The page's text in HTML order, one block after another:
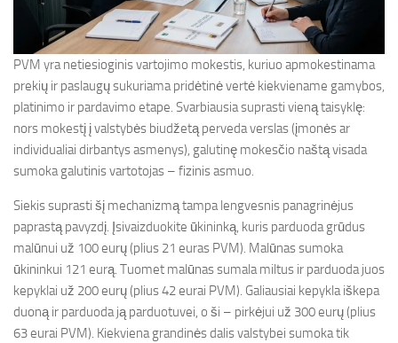
PVM yra netiesioginis vartojimo mokestis, kuriuo apmokestinama
prekių ir paslaugų sukuriama pridėtinė vertė kiekviename gamybos,
platinimo ir pardavimo etape. Svarbiausia suprasti vieną taisyklę:
nors mokestį į valstybės biudžetą perveda verslas (įmonės ar
individualiai dirbantys asmenys), galutinę mokesčio naštą visada
sumoka galutinis vartotojas – fizinis asmuo.
Siekis suprasti šį mechanizmą tampa lengvesnis panagrinėjus
paprastą pavyzdį. Įsivaizduokite ūkininką, kuris parduoda grūdus
malūnui už 100 eurų (plius 21 euras PVM). Malūnas sumoka
ūkininkui 121 eurą. Tuomet malūnas sumala miltus ir parduoda juos
kepyklai už 200 eurų (plius 42 eurai PVM). Galiausiai kepykla iškepa
duoną ir parduoda ją parduotuvei, o ši – pirkėjui už 300 eurų (plius
63 eurai PVM). Kiekviena grandinės dalis valstybei sumoka tik